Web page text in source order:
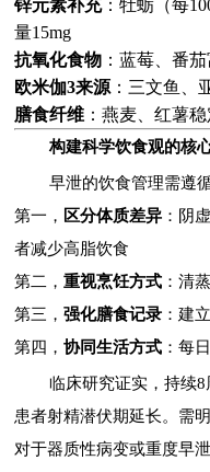
锌元素补充：牡蛎（每
量15mg
抗氧化食物 ：蓝莓、番
欧米伽3来源 ：三文鱼、
膳食纤维 ：燕麦、红薯
构建科学饮食观的核
早泄的饮食管理需遵
第一， 区分体质差异 ：阴
者减少高脂饮食
第二，重视烹饪方式 ：清
第三，强化膳食记录 ：建
第四，协同生活方式 ：每
临床研究证实，持续
患者射精潜伏期延长。需
对于器质性病变或重度早